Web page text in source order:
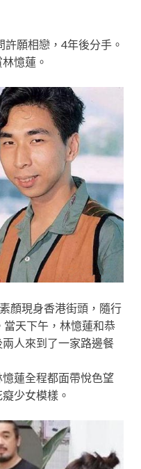
願相戀，4年後分手。
憶蓮。
顏現身香港街頭，隨行
天下午，林憶蓮和恭
人來到了一家路邊餐
蓮全程都面帶悅色望
少女模樣。